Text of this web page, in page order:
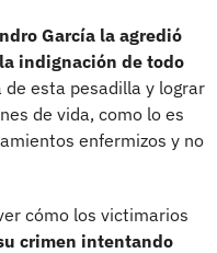
García la agredió
indignación de todo
esta pesadilla y lograr
de vida, como lo es
enfermizos y no
cómo los victimarios
crimen intentando